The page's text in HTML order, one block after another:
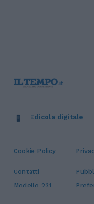
Cookie Policy
Contatti
Modello 231
Edicola digitale